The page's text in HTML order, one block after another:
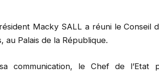
Macky SALL a réuni le Conseil
au Palais de la République.
communication, le Chef de l’Etat